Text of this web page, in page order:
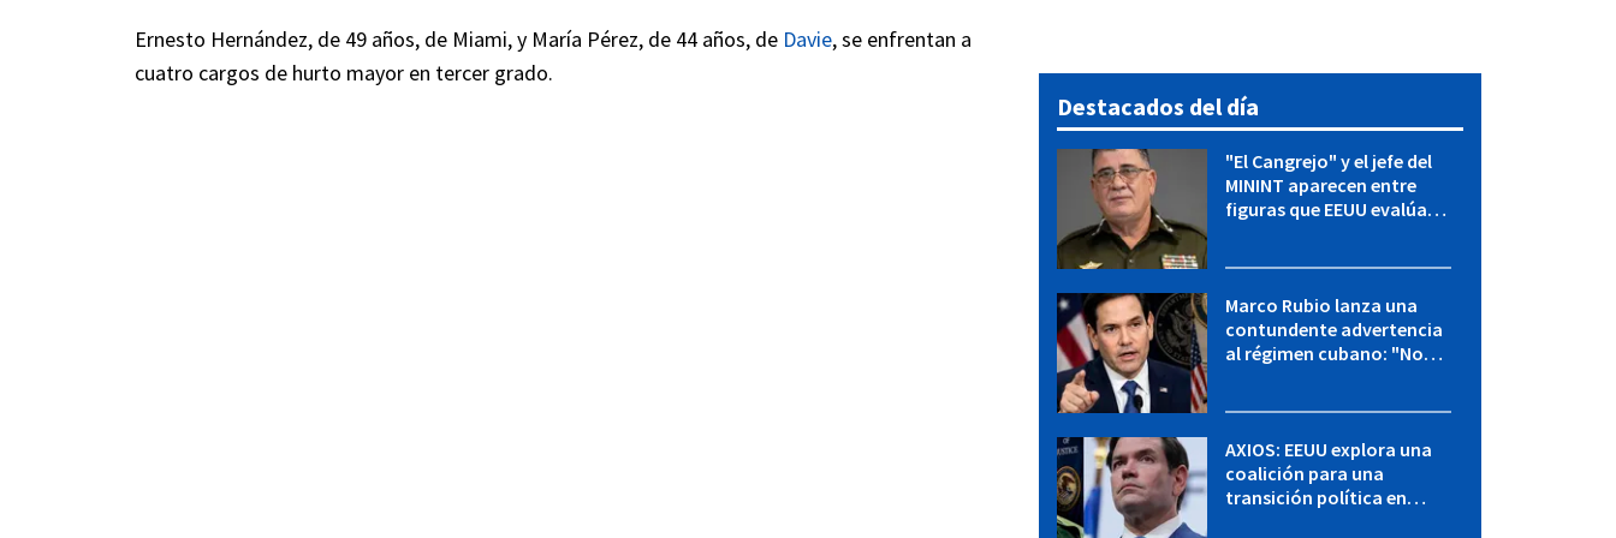
Ernesto Hernández, de 49 años, de Miami, y María Pérez, de 44 años, de Davie, se enfrentan a
cuatro cargos de hurto mayor en tercer grado.
Destacados del día
"El Cangrejo" y el jefe del
MININT aparecen entre
figuras que EEUU evalúa
Marco Rubio lanza una
contundente advertencia
al régimen cubano: "No
AXIOS: EEUU explora una
coalición para una
transición política en